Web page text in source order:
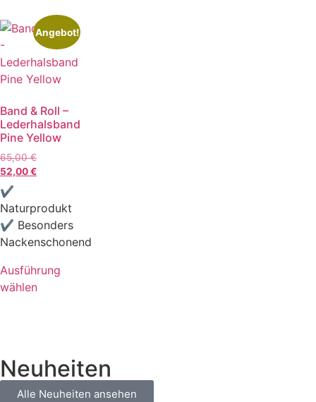
Angebot!
Band & Roll –
Lederhalsband
Pine Yellow
65,00€
52,00€
✔
Naturprodukt
✔ Besonders
Nackenschonend
Ausführung
wählen
Neuheiten
Alle Neuheiten ansehen